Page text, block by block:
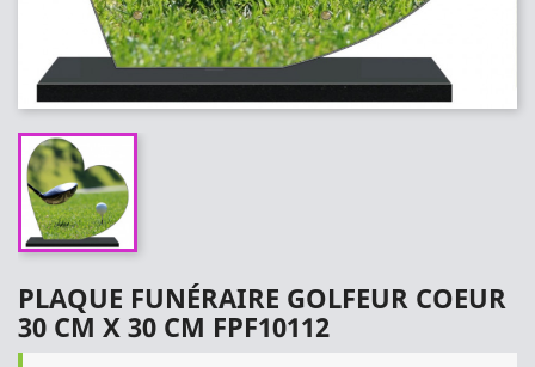
PLAQUE FUNÉRAIRE GOLFEUR COEUR
30 CM X 30 CM FPF10112